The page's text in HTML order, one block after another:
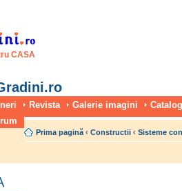
CASA
Revista Galerie imagini
Prima pagină ‹ Constructii ‹ Sisteme